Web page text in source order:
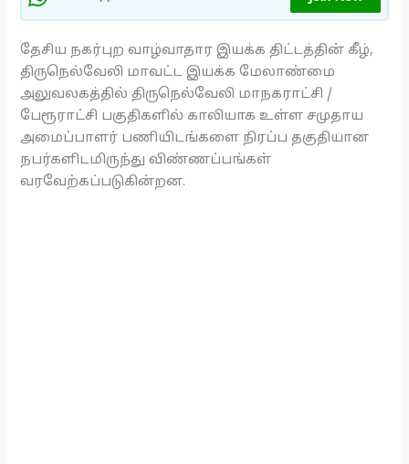
தேசிய நகர்புற வாழ்வாதார இயக்க திட்டத்தின் கீழ்,
திருநெல்வேலி மாவட்ட இயக்க மேலாண்மை
அலுவலகத்தில் திருநெல்வேலி மாநகராட்சி /
பேரூராட்சி பகுதிகளில் காலியாக உள்ள சமுதாய
அமைப்பாளர் பணியிடங்களை நிரப்ப தகுதியான
நபர்களிடமிருந்து விண்ணப்பங்கள்
வரவேற்கப்படுகின்றன.